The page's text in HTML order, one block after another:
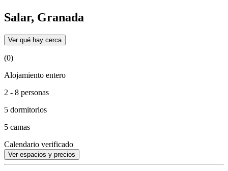
Salar, Granada
Ver qué hay cerca
(0)
Alojamiento entero
2 - 8 personas
5 dormitorios
5 camas
Calendario verificado
Ver espacios y precios